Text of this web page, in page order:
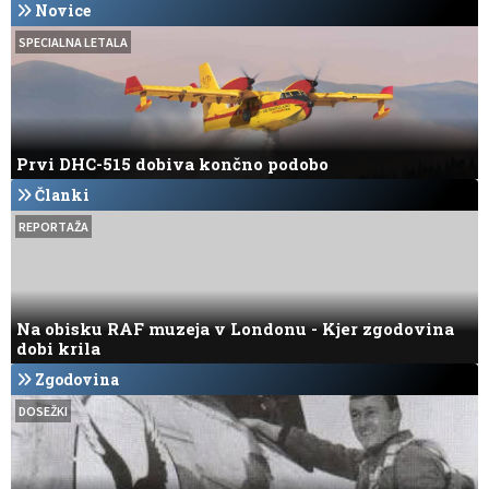
našli v Arabskem morju
letalstvo
Novice
SPECIALNA LETALA
Prvi DHC-515 dobiva končno podobo
Članki
REPORTAŽA
Na obisku RAF muzeja v Londonu - Kjer zgodovina
dobi krila
Zgodovina
DOSEŽKI